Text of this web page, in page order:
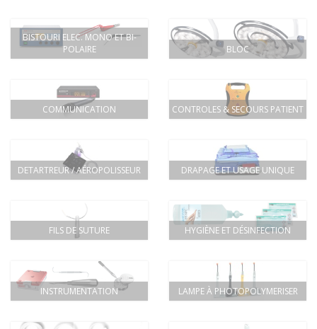
BISTOURI ELEC. MONO ET BI-
POLAIRE
BLOC
COMMUNICATION CONTROLES & SECOURS PATIENT
DETARTREUR / AÉROPOLISSEUR DRAPAGE ET USAGE UNIQUE
FILS DE SUTURE HYGIÈNE ET DÉSINFECTION
INSTRUMENTATION LAMPE À PHOTOPOLYMERISER